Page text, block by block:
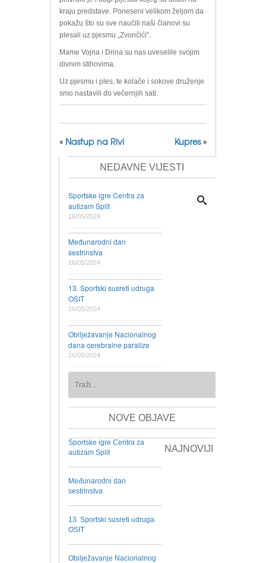
kraju predstave. Poneseni velikom željom da
pokažu što su sve naučili naši članovi su
plesali uz pjesmu „Zvončići”.
Mame Vojna i Drina su nas uveselile svojim
divnim stihovima.
Uz pjesmu i ples, te kolače i sokove druženje
smo nastavili do večernjih sati.
« Nastup na Rivi Kupres»
NEDAVNE VIJESTI
Sportske igre Centra za
autizam Split
16/05/2024
Međunarodni dan
sestrinstva
16/05/2024
13. Sportski susreti udruga
OSIT
16/05/2024
Obilježavanje Nacionalnog
dana cerebralne paralize
16/05/2024
NOVE OBJAVE
Sportske igre Centra za
autizam Split
Međunarodni dan
sestrinstva
13. Sportski susreti udruga
OSIT
Obilježavanje Nacionalnog
NAJNOVIJI